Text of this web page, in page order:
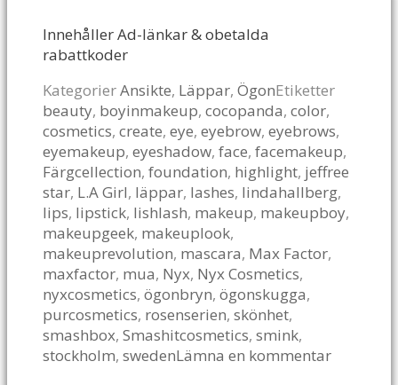
Innehåller Ad-länkar & obetalda
rabattkoder
KategorierAnsikte, Läppar, ÖgonEtiketter
beauty, boyinmakeup, cocopanda, color,
cosmetics, create, eye, eyebrow, eyebrows,
eyemakeup, eyeshadow, face, facemakeup,
Färgcellection, foundation, highlight, jeffree
star, L.A Girl, läppar, lashes, lindahallberg,
lips, lipstick, lishlash, makeup, makeupboy,
makeupgeek, makeuplook,
makeuprevolution, mascara, Max Factor,
maxfactor, mua, Nyx, Nyx Cosmetics,
nyxcosmetics, ögonbryn, ögonskugga,
purcosmetics, rosenserien, skönhet,
smashbox, Smashitcosmetics, smink,
stockholm, swedenLämna en kommentar